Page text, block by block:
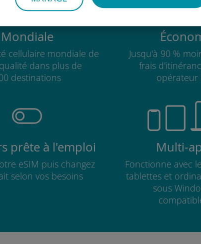
Mondiale
cellulaire mondiale de
dans plus de
destinations
Jusqu'à 90 %
frais
opérateur
prête à l'emploi
eSIM puis changez
selon vos besoins
Multi-
Fonctionne avec
tablettes et
sous